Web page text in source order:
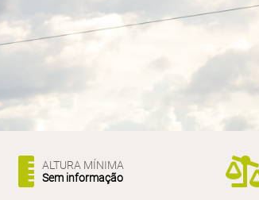
ALTURA MÍNIMA
Sem informação